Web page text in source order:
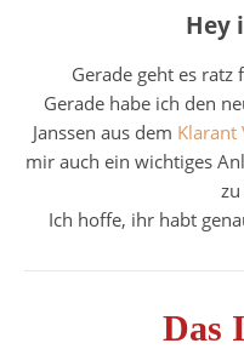
Hey
Gerade geht es ratz
Gerade habe ich den
Janssen aus dem Klarant
mir auch ein wichtiges
Ich hoffe, ihr habt
Das